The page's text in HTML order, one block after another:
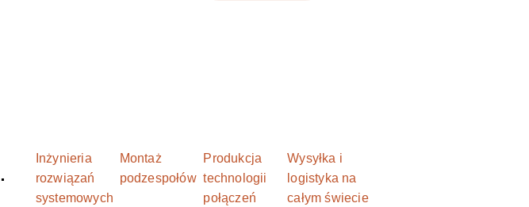
Inżynieria
rozwiązań
systemowych
Montaż
podzespołów
Produkcja
technologii
połączeń
Wysyłka i
logistyka na
całym świecie